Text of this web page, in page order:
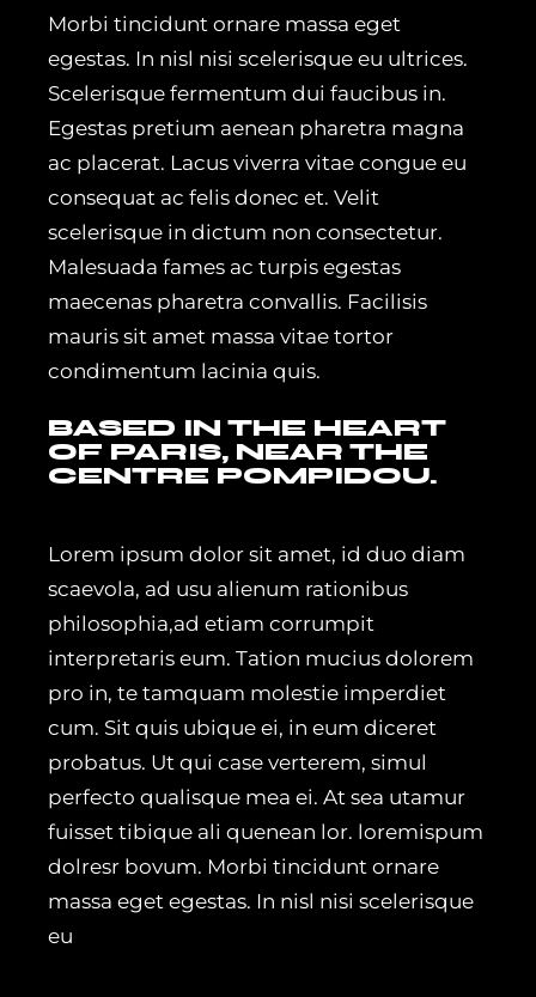
Morbi tincidunt ornare massa eget
egestas. In nisl nisi scelerisque eu ultrices.
Scelerisque fermentum dui faucibus in.
Egestas pretium aenean pharetra magna
ac placerat. Lacus viverra vitae congue eu
consequat ac felis donec et. Velit
scelerisque in dictum non consectetur.
Malesuada fames ac turpis egestas
maecenas pharetra convallis. Facilisis
mauris sit amet massa vitae tortor
condimentum lacinia quis.
BASED IN THE HEART
OF PARIS, NEAR THE
CENTRE POMPIDOU.
Lorem ipsum dolor sit amet, id duo diam
scaevola, ad usu alienum rationibus
philosophia,ad etiam corrumpit
interpretaris eum. Tation mucius dolorem
pro in, te tamquam molestie imperdiet
cum. Sit quis ubique ei, in eum diceret
probatus. Ut qui case verterem, simul
perfecto qualisque mea ei. At sea utamur
fuisset tibique ali quenean lor. loremispum
dolresr bovum. Morbi tincidunt ornare
massa eget egestas. In nisl nisi scelerisque
eu